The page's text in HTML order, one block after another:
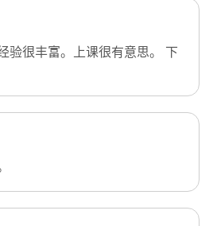
验很丰富。上课很有意思。 下